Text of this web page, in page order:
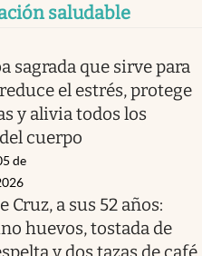
saludable
sagrada que sirve para
el estrés, protege
y alivia todos los
cuerpo
de
Cruz, a sus 52 años:
huevos, tostada de
y dos tazas de café